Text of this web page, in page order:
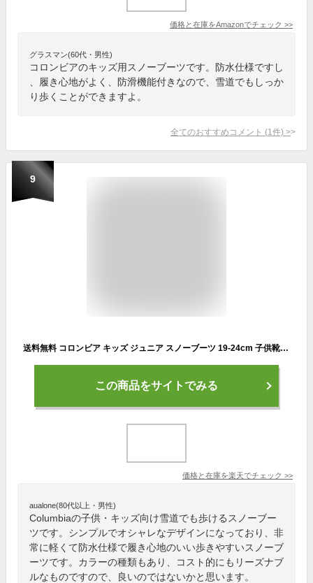
価格と在庫をAmazonでチェック >>
グラスマン(60代・男性)
コロンビアのキッズ用スノーブーツです。防水仕様ですし
、履き心地がよく、防滑機能付きなので、雪道でもしっか
り歩くことができますよ。
全てのおすすめコメント (1 件) >
9
送料無料 コロンビア キッズ ジュニア スノーブーツ 19-24cm 子供靴 Columbia ユース パウダーバグ スノーライト 子ども用 防寒ブーツ 防水 スノトレ 保温 寒冷地 雪 スキー スノボ— こども ウィンター 冬ブーツ 男の子 女の子 小学生 アウトドア ブランド くつ/BY2106
この商品をサイトでみる
価格と在庫を楽天でチェック >>
aualone(80代以上・男性)
Columbiaの子供・キッズ向け雪道でも歩けるスノーブー
ツです。シンプルでオシャレなデザインになっており、非
常に軽くて防水仕様で履き心地のいい歩きやすいスノーブ
ーツです。カラーの種類もあり、コスト的にもリーズナブ
ルなものですので、良いのではないかと思います。